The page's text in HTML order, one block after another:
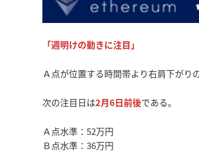
「週明けの動きに注目 」
Ａ点が位置する時間帯より右肩下がり
次の注目日は2月6日前後である。
Ａ点水準：52万円
Ｂ点水準：36万円